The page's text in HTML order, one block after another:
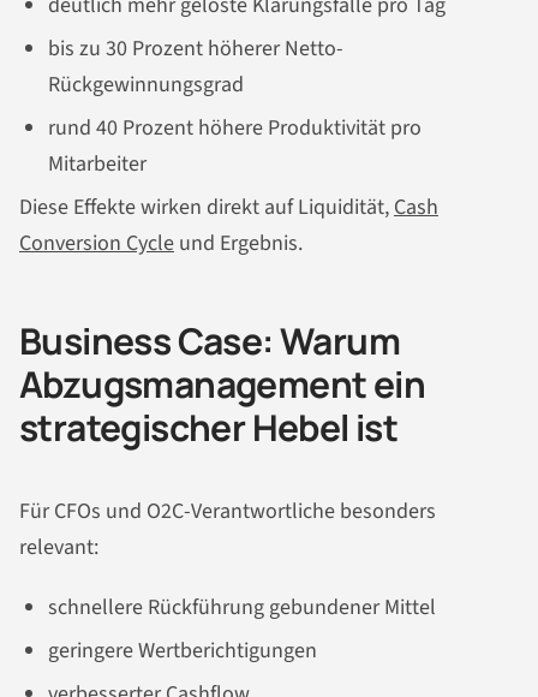
bis zu 30 Prozent höherer Netto-
Rückgewinnungsgrad
rund 40 Prozent höhere Produktivität pro
Mitarbeiter
Diese Effekte wirken direkt auf Liquidität, Cash
Conversion Cycle und Ergebnis.
Business Case: Warum
Abzugsmanagement ein
strategischer Hebel ist
Für CFOs und O2C-Verantwortliche besonders
relevant:
schnellere Rückführung gebundener Mittel
geringere Wertberichtigungen